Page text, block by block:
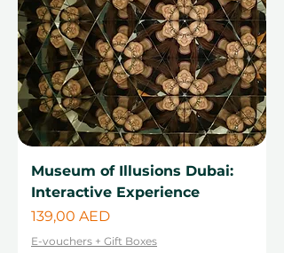
Museum of Illusions Dubai:
Interactive Experience
Цена
139,00 AED
E-vouchers + Gift Boxes